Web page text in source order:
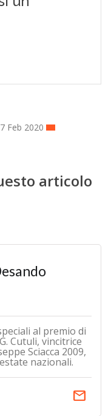
Feb 2020
articolo
al premio di
Cutuli, vincitrice
Sciacca 2009,
nazionali.
email